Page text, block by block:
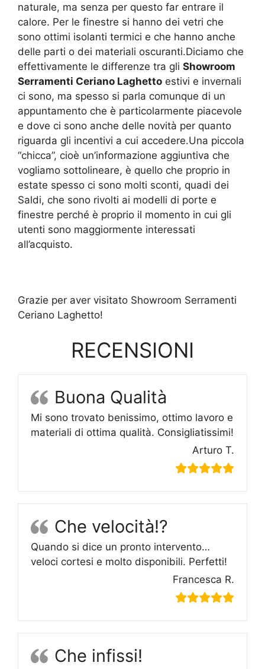
naturale, ma senza per questo far entrare il
calore. Per le finestre si hanno dei vetri che
sono ottimi isolanti termici e che hanno anche
delle parti o dei materiali oscuranti.Diciamo che
effettivamente le differenze tra gli Showroom
Serramenti Ceriano Laghetto estivi e invernali
ci sono, ma spesso si parla comunque di un
appuntamento che è particolarmente piacevole
e dove ci sono anche delle novità per quanto
riguarda gli incentivi a cui accedere.Una piccola
“chicca”, cioè un’informazione aggiuntiva che
vogliamo sottolineare, è quello che proprio in
estate spesso ci sono molti sconti, quadi dei
Saldi, che sono rivolti ai modelli di porte e
finestre perché è proprio il momento in cui gli
utenti sono maggiormente interessati
all’acquisto.
Grazie per aver visitato Showroom Serramenti
Ceriano Laghetto!
RECENSIONI
Buona Qualità
Mi sono trovato benissimo, ottimo lavoro e
materiali di ottima qualità. Consigliatissimi!
Arturo T.
Che velocità!?
Quando si dice un pronto intervento…
veloci cortesi e molto disponibili. Perfetti!
Francesca R.
Che infissi!